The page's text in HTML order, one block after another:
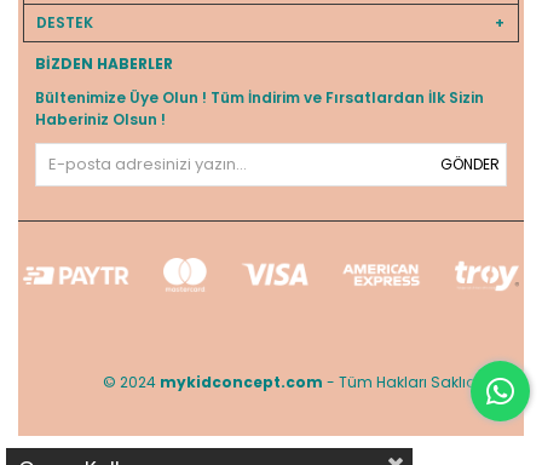
DESTEK
BIZDEN HABERLER
Bültenimize Üye Olun ! Tüm İndirim ve Fırsatlardan İlk Sizin
Haberiniz Olsun !
GÖNDER
© 2024 mykidconcept.com - Tüm Hakları Saklıdır.